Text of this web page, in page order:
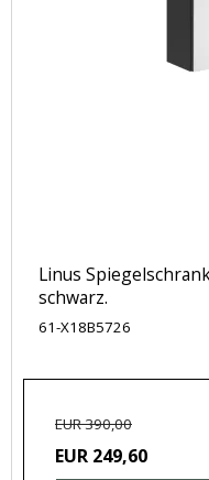
Linus
schwarz.
61-X18B5726
EUR 390,00
EUR 249,60